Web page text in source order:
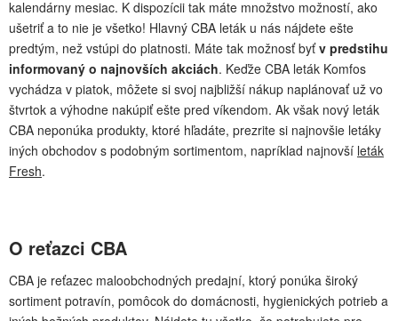
kalendárny mesiac. K dispozícii tak máte množstvo možností, ako
ušetriť a to nie je všetko! Hlavný CBA leták u nás nájdete ešte
predtým, než vstúpi do platnosti. Máte tak možnosť byťv predstihu
informovaný o najnovších akciách. Keďže CBA leták Komfos
vychádza v piatok, môžete si svoj najbližší nákup naplánovať už vo
štvrtok a výhodne nakúpiť ešte pred víkendom. Ak však nový leták
CBA neponúka produkty, ktoré hľadáte, prezrite si najnovšie letáky
iných obchodov s podobným sortimentom, napríklad najnovší leták
Fresh.
O reťazci CBA
CBA je reťazec maloobchodných predajní, ktorý ponúka široký
sortiment potravín, pomôcok do domácnosti, hygienických potrieb a